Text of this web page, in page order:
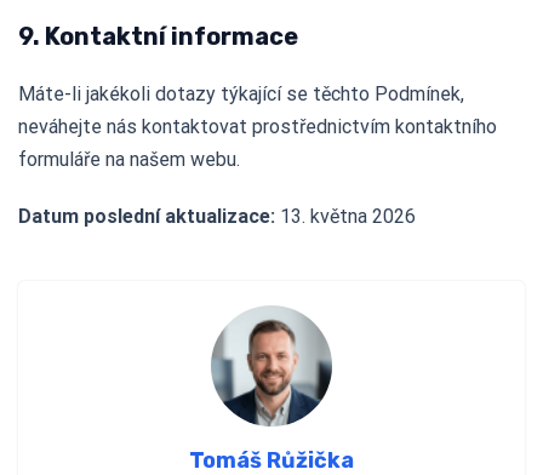
9. Kontaktní informace
Máte-li jakékoli dotazy týkající se těchto Podmínek,
neváhejte nás kontaktovat prostřednictvím kontaktního
formuláře na našem webu.
Datum poslední aktualizace: 13. května 2026
Tomáš Růžička